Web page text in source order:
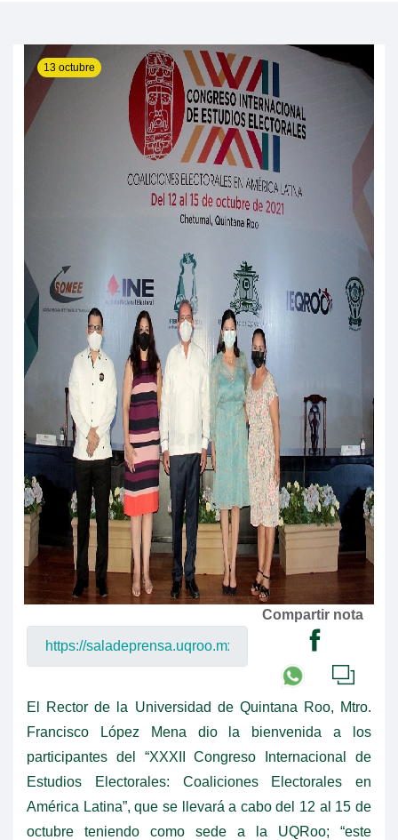
13 octubre
Compartir nota
El Rector de la Universidad de Quintana Roo, Mtro.
Francisco López Mena dio la bienvenida a los
participantes del “XXXII Congreso Internacional de
Estudios Electorales: Coaliciones Electorales en
América Latina”, que se llevará a cabo del 12 al 15 de
octubre teniendo como sede a la UQRoo; “este